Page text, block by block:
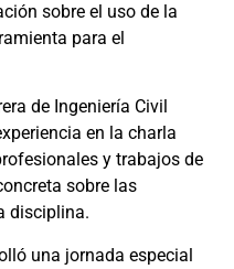
sobre el uso de la
para el
de Ingeniería Civil
en la charla
y trabajos de
sobre las
disciplina.
una jornada especial